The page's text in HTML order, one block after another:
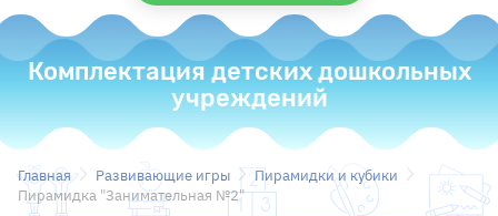
Комплектация детских дошкольных
учреждений
Главная Развивающие игры
Пирамидки и кубики
Пирамидка "Занимательная №2"